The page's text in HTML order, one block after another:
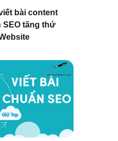
bài content
SEO tăng thứ